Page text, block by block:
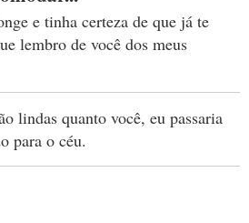
e tinha certeza de que já te
lembro de você dos meus
lindas quanto você, eu passaria
para o céu.